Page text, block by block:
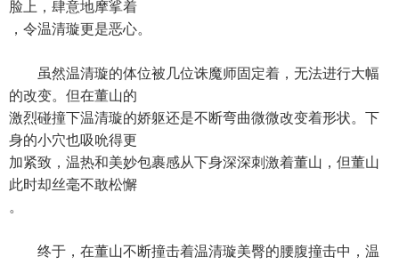
脸上，肆意地摩挲着
，令温清璇更是恶心。
虽然温清璇的体位被几位诛魔师固定着，无法进行大幅
的改变。但在董山的
激烈碰撞下温清璇的娇躯还是不断弯曲微微改变着形状。下
身的小穴也吸吮得更
加紧致，温热和美妙包裹感从下身深深刺激着董山，但董山
此时却丝毫不敢松懈
。
终于，在董山不断撞击着温清璇美臀的腰腹撞击中，温